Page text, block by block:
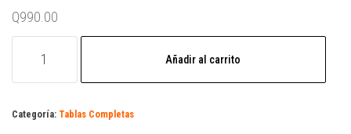
Q990.00
completa
x
Añadir al carrito
Categoría: Tablas Completas